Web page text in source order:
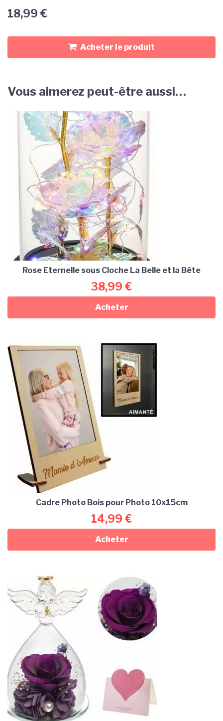
18,99 €
Acheter le produit
Vous aimerez peut-être aussi…
Rose Eternelle sous Cloche La Belle et la Bête
38,99 €
Acheter
Cadre Photo Bois pour Photo 10x15cm
14,99 €
Acheter